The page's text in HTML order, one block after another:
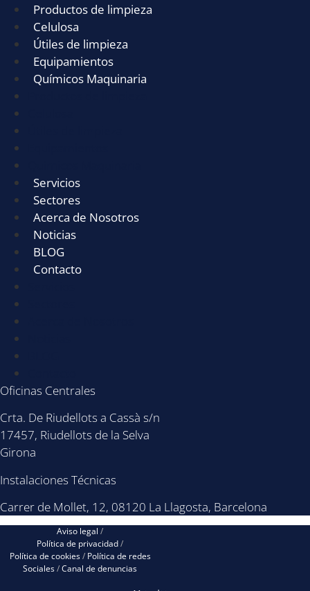
Productos de limpieza
Celulosa
Útiles de limpieza
Equipamientos
Químicos Maquinaria
Servicios
Sectores
Acerca de Nosotros
Noticias
BLOG
Contacto
Oficinas Centrales
Crta. De Riudellots a Cassà s/n
17457, Riudellots de la Selva
Girona
Instalaciones Técnicas
Carrer de Mollet, 12, 08120 La Llagosta, Barcelona
Aviso legal /
Política de privacidad/
Política de cookies/Política de redes
Sociales/Canal de denuncias